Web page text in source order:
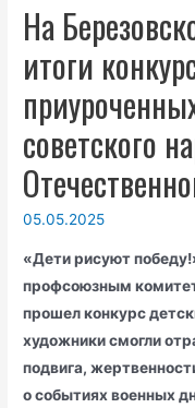
На
итоги
советского
05.05.2025
«Дети рисуют
профсоюзным
прошел конкурс
художники смогли
подвига,
о событиях военных